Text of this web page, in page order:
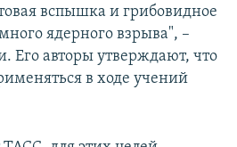
вспышка и грибовидное
ядерного взрыва", –
Его авторы утверждают, что
в ходе учений